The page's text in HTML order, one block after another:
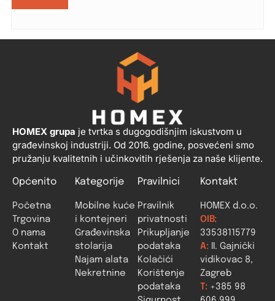
HOMEX grupa je tvrtka s dugogodišnjim iskustvom u
građevinskoj industriji. Od 2016. godine, posvećeni smo
pružanju kvalitetnih i učinkovitih rješenja za naše klijente.
Općenito
Početna
Trgovina
O nama
Kontakt
Kategorije
Mobilne kuće
i kontejneri
Građevinska
stolarija
Najam alata
Nekretnine
Pravilnici
Pravilnik
privatnosti
Prikupljanje
podataka
Kolačići
Korištenje
podataka
Kontakt
HOMEX d.o.o.
OIB:
33538115779
A: II. Gajnički
vidikovac 8,
Zagreb
T: +385 98